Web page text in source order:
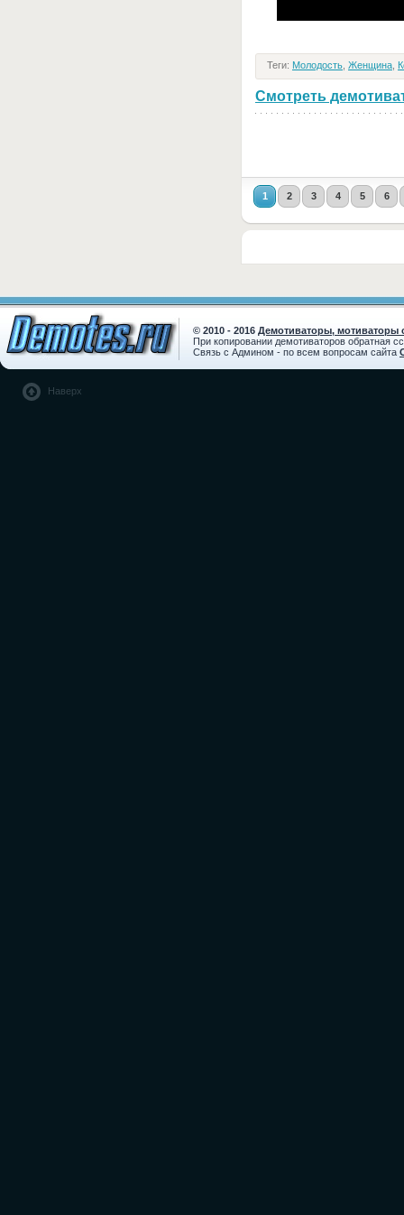
Теги: Молодость Женщина
Смотреть
1 2 3 4 5 6
© 2010 - 2016 Демотиваторы, мотиваторы
При копировании демотиваторов обратная
Связь с Админом - по всем вопросам сайта
Наверх